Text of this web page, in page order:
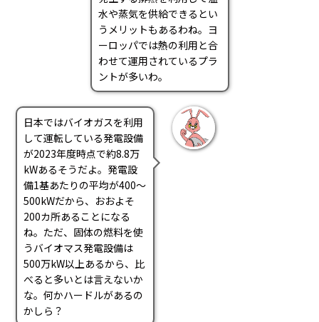
水や蒸気を供給できるとい
うメリットもあるわね。ヨ
ーロッパでは熱の利用と合
わせて運用されているプラ
ントが多いわ。
日本ではバイオガスを利用
して運転している発電設備
が2023年度時点で約8.8万
kWあるそうだよ。発電設
備1基あたりの平均が400～
500kWだから、おおよそ
200カ所あることになる
ね。ただ、固体の燃料を使
うバイオマス発電設備は
500万kW以上あるから、比
べると多いとは言えないか
な。何かハードルがあるの
かしら？